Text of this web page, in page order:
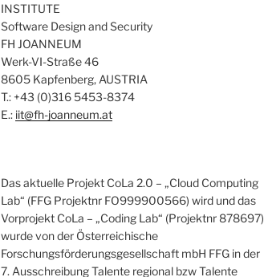
INSTITUTE
Software Design and Security
FH JOANNEUM
Werk-VI-Straße 46
8605 Kapfenberg, AUSTRIA
T.: +43 (0)316 5453-8374
E.: iit@fh-joanneum.at
Das aktuelle Projekt CoLa 2.0 – „Cloud Computing
Lab“ (FFG Projektnr FO999900566) wird und das
Vorprojekt CoLa – „Coding Lab“ (Projektnr 878697)
wurde von der Österreichische
Forschungsförderungsgesellschaft mbH FFG in der
7. Ausschreibung Talente regional bzw Talente